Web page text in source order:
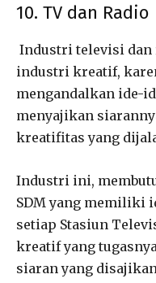
10. TV dan Radio
Industri televisi dan
industri kreatif,
mengandalkan ide-
menyajikan
kreatifitas yang
Industri ini,
SDM yang memiliki
setiap Stasiun
kreatif yang
siaran yang